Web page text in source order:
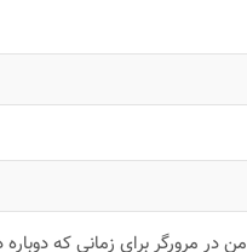
در مرورگر برای زمانی که